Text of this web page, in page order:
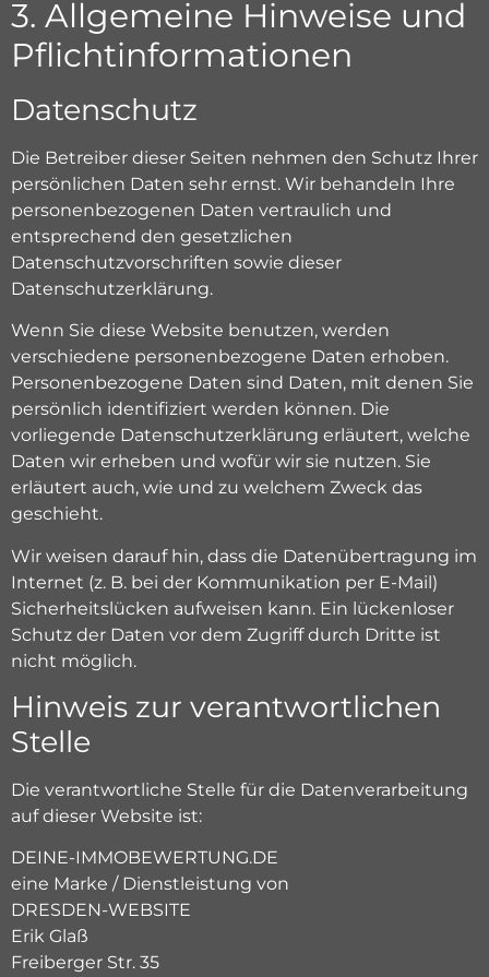
3. Allgemeine Hinweise und
Pflicht­informationen
Datenschutz
Die Betreiber dieser Seiten nehmen den Schutz Ihrer
persönlichen Daten sehr ernst. Wir behandeln Ihre
personenbezogenen Daten vertraulich und
entsprechend den gesetzlichen
Datenschutzvorschriften sowie dieser
Datenschutzerklärung.
Wenn Sie diese Website benutzen, werden
verschiedene personenbezogene Daten erhoben.
Personenbezogene Daten sind Daten, mit denen Sie
persönlich identifiziert werden können. Die
vorliegende Datenschutzerklärung erläutert, welche
Daten wir erheben und wofür wir sie nutzen. Sie
erläutert auch, wie und zu welchem Zweck das
geschieht.
Wir weisen darauf hin, dass die Datenübertragung im
Internet (z. B. bei der Kommunikation per E-Mail)
Sicherheitslücken aufweisen kann. Ein lückenloser
Schutz der Daten vor dem Zugriff durch Dritte ist
nicht möglich.
Hinweis zur verantwortlichen
Stelle
Die verantwortliche Stelle für die Datenverarbeitung
auf dieser Website ist:
DEINE-IMMOBEWERTUNG.DE
eine Marke / Dienstleistung von
DRESDEN-WEBSITE
Erik Glaß
Freiberger Str. 35